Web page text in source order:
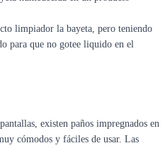
limpiador la bayeta, pero teniendo
para que no gotee liquido en el
existen paños impregnados en
cómodos y fáciles de usar. Las